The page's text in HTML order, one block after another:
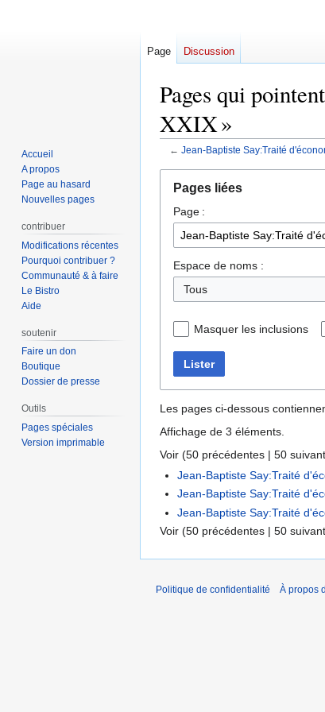
Pages qui
XXIX »
← Jean-Baptiste Say:Traité
navigation
recherche
Pages liées
Page :
Espace de noms :
Masquer les inclusions
Lister
Les pages ci-dessous
Affichage de 3 éléments.
Voir (50 précédentes | 50
Jean-Baptiste Say:Traité
Jean-Baptiste Say:Traité
Jean-Baptiste Say:Traité
Voir (50 précédentes | 50
Page Discussion
Accueil
A propos
Page au hasard
Nouvelles pages
contribuer
Modifications récentes
Pourquoi contribuer ?
Communauté & à faire
Le Bistro
Aide
soutenir
Faire un don
Boutique
Dossier de presse
Outils
Pages spéciales
Version imprimable
Politique de confidentialité À propos